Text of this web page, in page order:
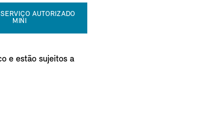
AUTORIZADO
MINI
e estão sujeitos a